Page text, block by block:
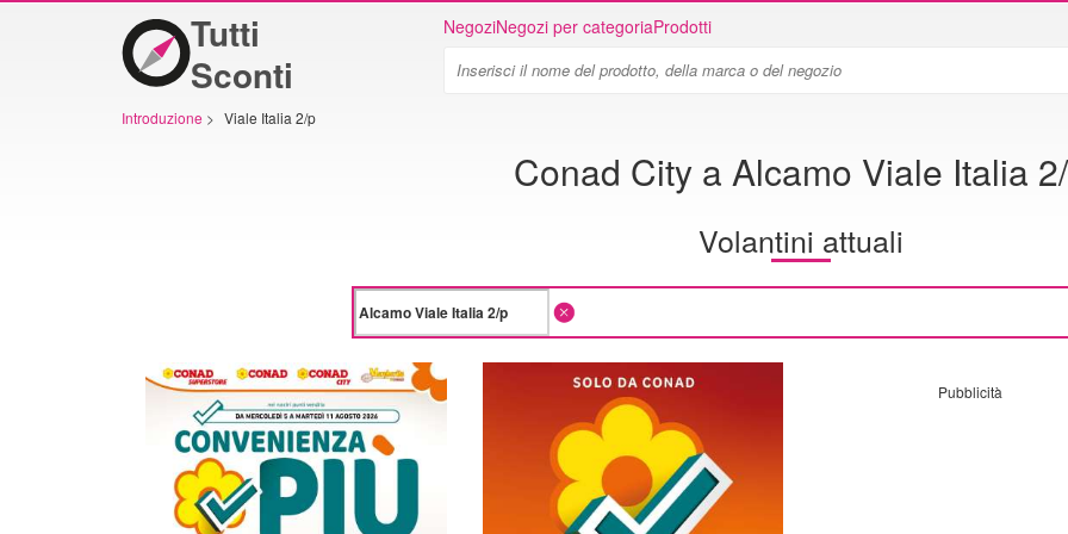
Tutti
Sconti
NegoziNegozi per categoriaProdotti
Introduzione > Viale Italia 2/p
Conad City a Alcamo Viale Italia
Volantini attuali
Pubblicità